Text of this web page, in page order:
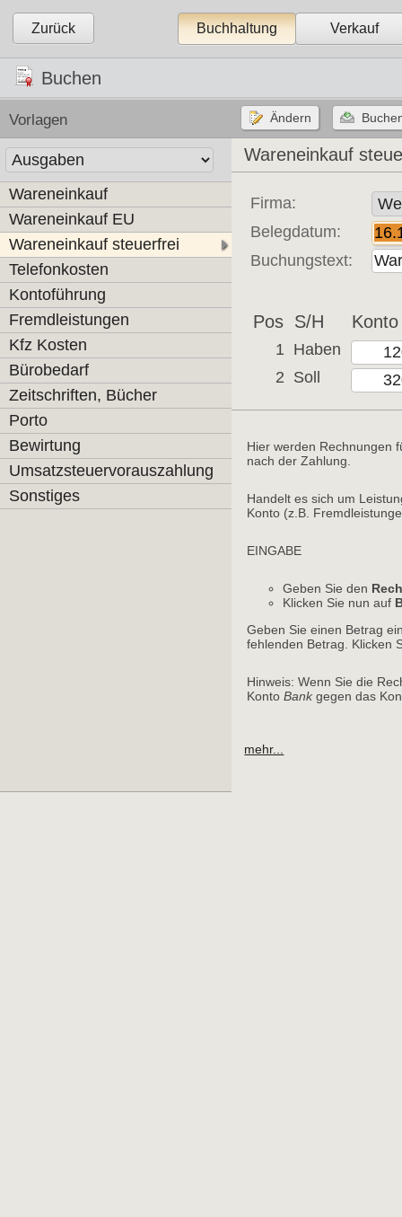
Zurück Buchhaltung Verkauf
Buchen
Vorlagen
Wareneinkauf
Wareneinkauf EU
Wareneinkauf steuerfrei
Telefonkosten
Kontoführung
Fremdleistungen
Kfz Kosten
Bürobedarf
Zeitschriften, Bücher
Porto
Bewirtung
Umsatzsteuervorauszahlung
Sonstiges
Wareneinkauf
Firma:
Belegdatum:
Buchungstext:
Pos S/H Konto
1 Haben
2 Soll
Hier werden Rechnungen
nach der Zahlung.
Handelt es sich um
Konto (z.B.
EINGABE
Geben Sie den
Klicken Sie nun auf
Geben Sie einen Betrag
fehlenden Betrag. Klicken
Hinweis: Wenn Sie die
KontoBankgegen das
mehr...